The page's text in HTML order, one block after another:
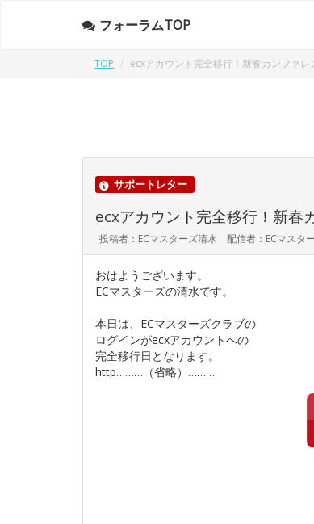
フォーラムTOP
TOP ecxアカウント完全移行！新春カンファレ
サポートレター
ecxアカウント完全移行！新春
投稿者：ECマスターズ清水 配信者：ECマスタ
おはようございます。
ECマスターズの清水です。
本日は、ECマスターズクラブの
ログインがecxアカウントへの
完全移行日となります。
http………（省略）………